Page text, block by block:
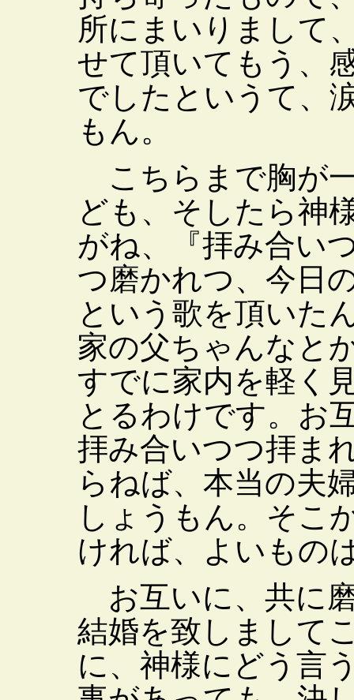
所にまいりまして
せて頂いてもう、
でしたというて、
もん。
こちらまで胸が
ども、そしたら神
がね、『拝み合い
つ磨かれつ、今日
という歌を頂いた
家の父ちゃんなと
すでに家内を軽く
とるわけです。お
拝み合いつつ拝ま
らねば、本当の夫
しょうもん。そこ
ければ、よいもの
お互いに、共に
結婚を致しまして
に、神様にどう言